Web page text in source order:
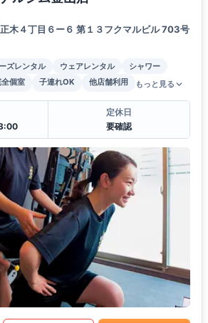
木４丁目６ー６ 第１３フクマルビル 703号
ズレンタル ウェアレンタル
シャワー
個室 子連れOK 他店舗利用 もっと見る
定休日
要確認